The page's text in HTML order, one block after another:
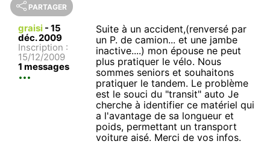
PARTAGER
graisi - 15
déc. 2009
Inscription :
15/12/2009
1 messages
Suite à un accident,(renversé par
un P. de camion... et une jambe
inactive....) mon épouse ne peut
plus pratiquer le vélo. Nous
sommes seniors et souhaitons
pratiquer le tandem. Le problème
est le souci du "transit" auto Je
cherche à identifier ce matériel qui
a l'avantage de sa longueur et
poids, permettant un transport
voiture aisé. Merci de vos infos.